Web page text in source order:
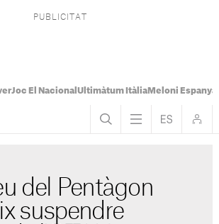
Joc El Nacional Ultimàtum ItàliaMeloni Espanya
del Pentàgon
suspendre